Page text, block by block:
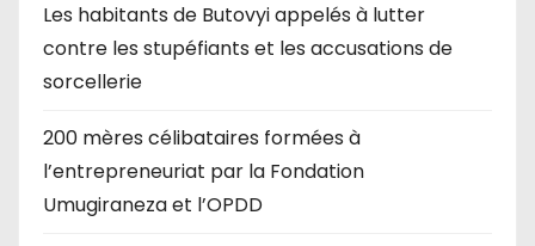
Les habitants de Butovyi appelés à lutter
contre les stupéfiants et les accusations de
sorcellerie
200 mères célibataires formées à
l’entrepreneuriat par la Fondation
Umugiraneza et l’OPDD